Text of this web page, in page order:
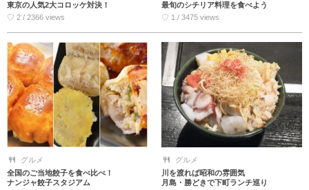
東京の人気2大コロッケ対決！
♡ 2 / 2366 views
最旬のシチリア料理を食べよう
♡ 1 / 3475 views
グルメ
全国のご当地餃子を食べ比べ！
ナンジャ餃子スタジアム
グルメ
川を渡れば昭和の雰囲気
月島・勝どきで下町ランチ巡り